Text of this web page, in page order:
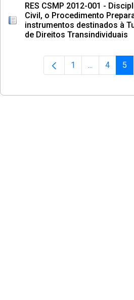
RES CSMP 2012-001 -
Civil, o Procedimento
instrumentos destinados à
de Direitos Transindividuais
Página
1 ...PáginasPágina
4 5